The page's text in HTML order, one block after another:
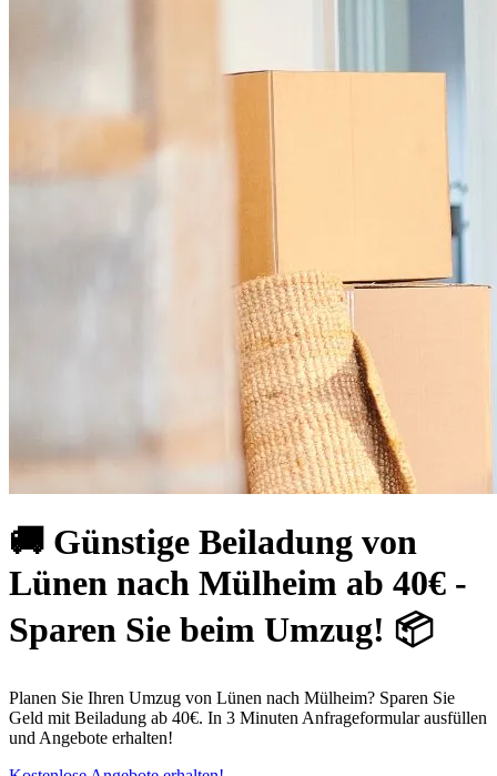
🚚 Günstige Beiladung von
Lünen nach Mülheim ab 40€ -
Sparen Sie beim Umzug! 📦
Planen Sie Ihren Umzug von Lünen nach Mülheim? Sparen Sie
Geld mit Beiladung ab 40€. In 3 Minuten Anfrageformular ausfüllen
und Angebote erhalten!